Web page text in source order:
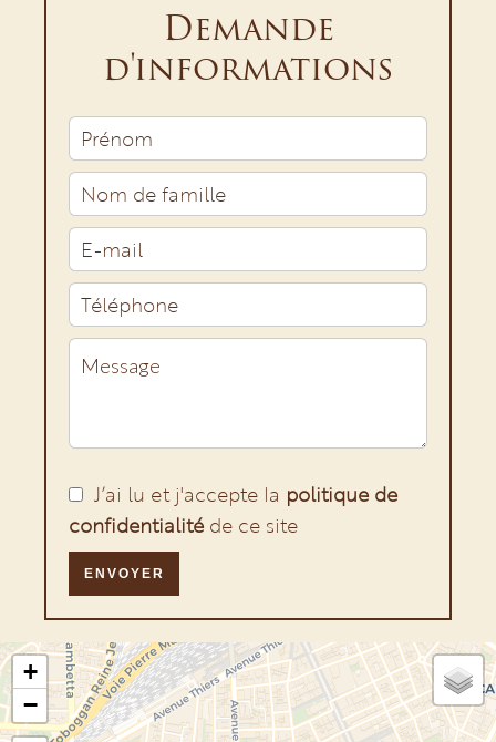
Demande
d'informations
J’ai lu et j'accepte la politique de
confidentialitéde ce site
ENVOYER
+
−